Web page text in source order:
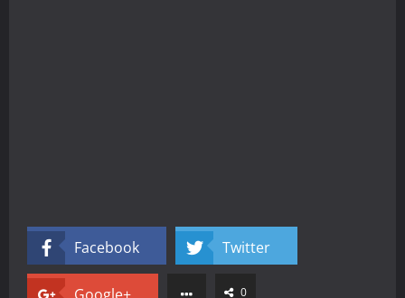
Facebook Twitter
0